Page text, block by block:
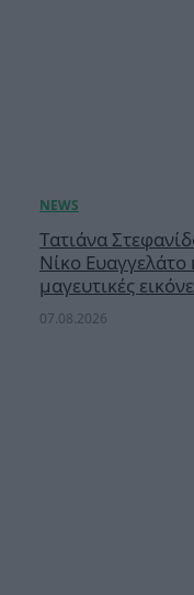
Τατιάνα
Νίκο Ευαγγελάτο
μαγευτικές
07.08.2026